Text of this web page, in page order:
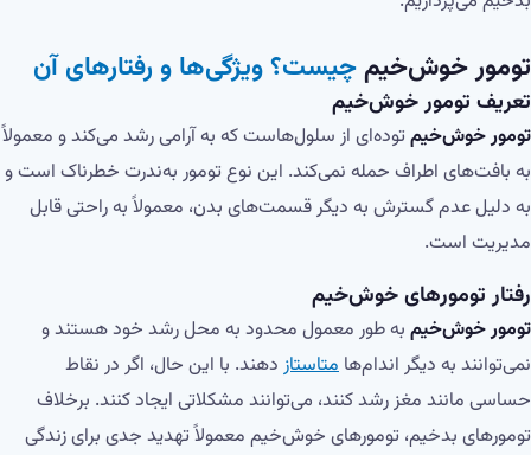
تومور خوش‌خیمچیست؟ ویژگی‌ها و رفتارهای آن
تعریف تومور خوش‌خیم
تومور خوش‌خیم توده‌ای از سلول‌هاست که به آرامی رشد می‌کند و معمولاً
به بافت‌های اطراف حمله نمی‌کند. این نوع تومور به‌ندرت خطرناک است و
به دلیل عدم گسترش به دیگر قسمت‌های بدن، معمولاً به راحتی قابل
مدیریت است.
رفتار تومورهای خوش‌خیم
تومور خوش‌خیم به طور معمول محدود به محل رشد خود هستند و
نمی‌توانند به دیگر اندام‌ها متاستاز دهند. با این حال، اگر در نقاط
حساسی مانند مغز رشد کنند، می‌توانند مشکلاتی ایجاد کنند. برخلاف
تومورهای بدخیم، تومورهای خوش‌خیم معمولاً تهدید جدی برای زندگی